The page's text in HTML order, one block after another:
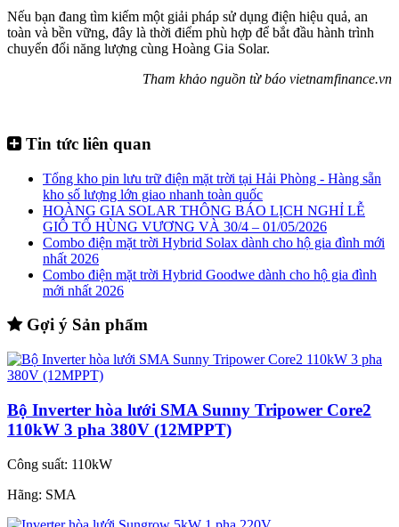
Nếu bạn đang tìm kiếm một giải pháp sử dụng điện hiệu quả, an
toàn và bền vững, đây là thời điểm phù hợp để bắt đầu hành trình
chuyển đổi năng lượng cùng Hoàng Gia Solar.
Tham khảo nguồn từ báo vietnamfinance.vn
Tin tức liên quan
Tổng kho pin lưu trữ điện mặt trời tại Hải Phòng - Hàng sẵn
kho số lượng lớn giao nhanh toàn quốc
HOÀNG GIA SOLAR THÔNG BÁO LỊCH NGHỈ LỄ
GIỖ TỔ HÙNG VƯƠNG VÀ 30/4 – 01/05/2026
Combo điện mặt trời Hybrid Solax dành cho hộ gia đình mới
nhất 2026
Combo điện mặt trời Hybrid Goodwe dành cho hộ gia đình
mới nhất 2026
Gợi ý Sản phẩm
Bộ Inverter hòa lưới SMA Sunny Tripower Core2
110kW 3 pha 380V (12MPPT)
Công suất: 110kW
Hãng: SMA